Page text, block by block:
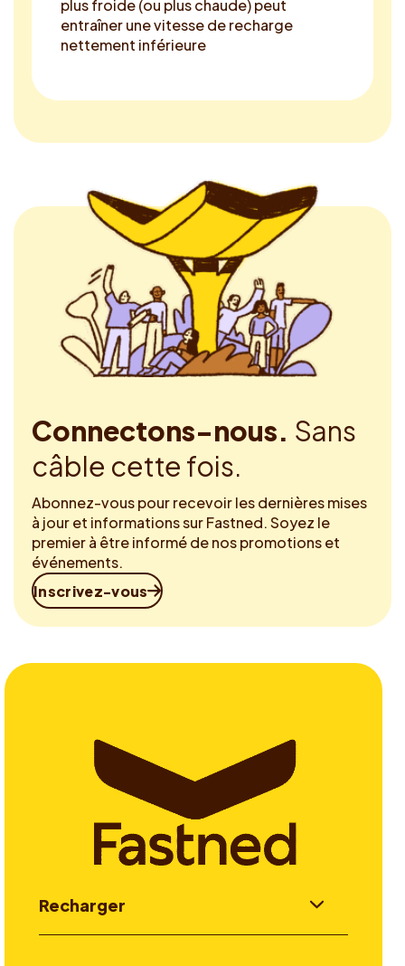
plus froide (ou plus chaude) peut
entraîner une vitesse de recharge
nettement inférieure
Connectons-nous. Sans
câble cette fois.
Abonnez-vous pour recevoir les dernières mises
à jour et informations sur Fastned. Soyez le
premier à être informé de nos promotions et
événements.
Inscrivez-vous
Recharger